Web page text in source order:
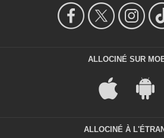
ALLOCINÉ SUR
ALLOCINÉ À